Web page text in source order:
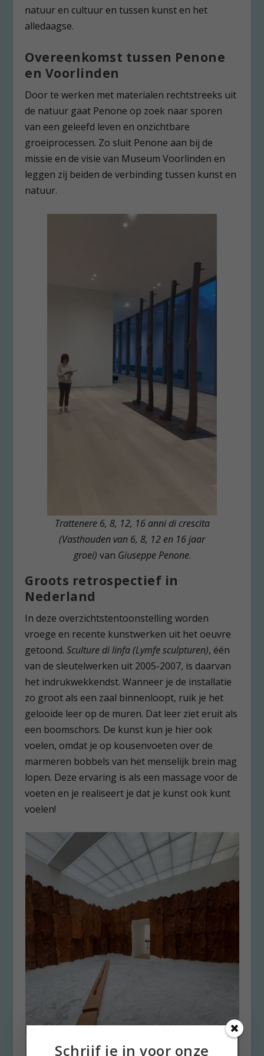
natuur en cultuur en tussen kunst en het
alledaagse.
Overeenkomst tussen Penone
en Voorlinden
Door te werken met materialen rechtstreeks uit
de natuur gaat Penone op zoek naar sporen
van een geleefd leven en onzichtbare
groeiprocessen. Zo sluit Penone aan bij de
missie en de visie van Museum Voorlinden en
leggen zij beiden de verbinding tussen kunst en
natuur.
Trattenere 6, 8, 12, 16 anni di crescita
(Vasthouden van 6, 8, 12 en 16 jaar
groei) van Giuseppe Penone.
Groots retrospectief in
Nederland
In deze overzichtstentoonstelling worden
vroege en recente kunstwerken uit het oeuvre
getoond.Sculture di linfa (Lymfe sculpturen), één
van de sleutelwerken uit 2005-2007, is daarvan
het indrukwekkendst. Wanneer je de installatie
zo groot als een zaal binnenloopt, ruik je het
gelooide leer op de muren. Dat leer ziet eruit als
een boomschors. De kunst kun je hier ook
voelen, omdat je op kousenvoeten over de
marmeren bobbels van het menselijk brein mag
lopen. Deze ervaring is als een massage voor de
voeten en je realiseert je dat je kunst ook kunt
voelen!
Schrijf je in voor onze